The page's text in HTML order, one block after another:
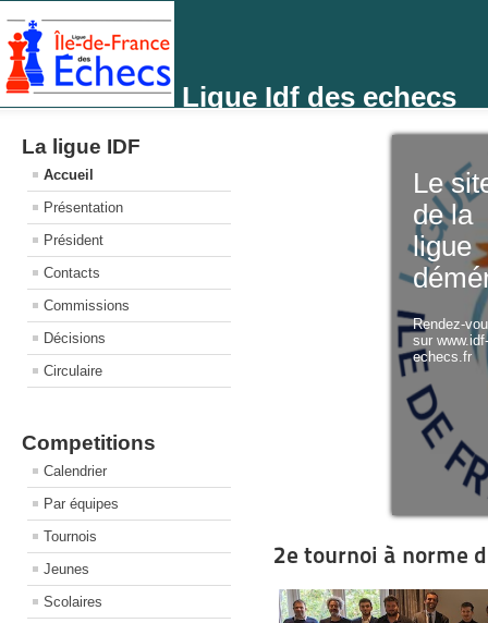
Ligue Idf des echecs
La ligue IDF
Accueil
Présentation
Président
Contacts
Commissions
Décisions
Circulaire
Competitions
Calendrier
Par équipes
Tournois
Jeunes
Scolaires
Le
de la
ligue
Rendez-
sur
echecs.fr
2e tournoi à norme